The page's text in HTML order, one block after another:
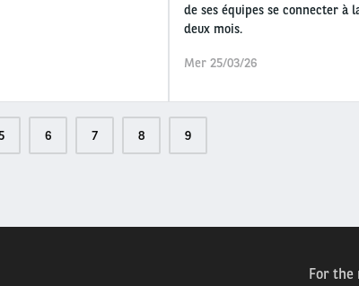
de ses équipes se connecter à
deux mois.
Mer 25/03/26
Page
6 Page
7 Page
8 Page
9
For the